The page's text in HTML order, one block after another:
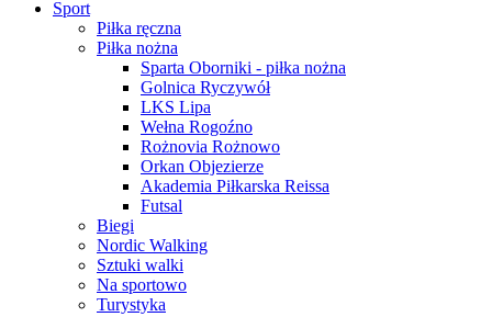
Sport
Piłka ręczna
Piłka nożna
Sparta Oborniki - piłka nożna
Golnica Ryczywół
LKS Lipa
Wełna Rogoźno
Rożnovia Rożnowo
Orkan Objezierze
Akademia Piłkarska Reissa
Futsal
Biegi
Nordic Walking
Sztuki walki
Na sportowo
Turystyka